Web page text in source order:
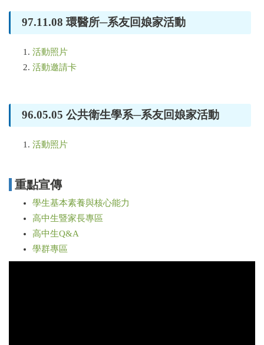
97.11.08 環醫所─系友回娘家活動
活動照片
活動邀請卡
96.05.05 公共衛生學系─系友回娘家活動
活動照片
重點宣傳
學生基本素養與核心能力
高中生暨家長專區
高中生Q&A
學群專區